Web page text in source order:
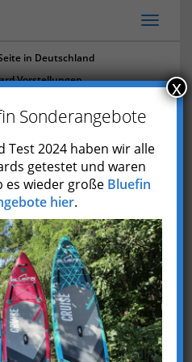
in Deutschland
Vorstellungen
kg | 12.6: bis ca. 120 kg | 13.6: bis
Sonderangebote
Test 2024 haben wir alle
getestet und waren
es wieder große Bluefin
hier.
x